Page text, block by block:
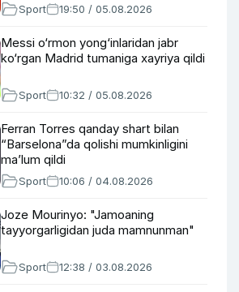
Sport 19:50 / 05.08.2026
Messi o‘rmon yong‘inlaridan jabr
ko‘rgan Madrid tumaniga xayriya qildi
Sport 10:32 / 05.08.2026
Ferran Torres qanday shart bilan
“Barselona”da qolishi mumkinligini
maʼlum qildi
Sport 10:06 / 04.08.2026
Joze Mourinyo: "Jamoaning
tayyorgarligidan juda mamnunman"
Sport 12:38 / 03.08.2026